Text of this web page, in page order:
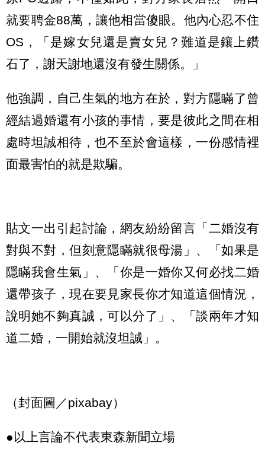
就要聘金88萬，讓他相當傻眼。他內心忍不住
OS，「是嫁女兒還是賣女兒？難道是鑲上鑽
石了，謝天謝地還沒有發生關係。」
他強調，自己生氣的地方在於，對方隱瞞了曾
經結過婚還有小孩的事情，要是彼此之間在相
處時坦誠相待，也不至於會這樣，一份感情裡
面最害怕的就是欺騙。
貼文一出引起討論，網友紛紛留言「二婚沒有
對與不對，但刻意隱瞞就很母湯」、「如果是
隱瞞我會生氣」、「你是一婚你又何必找二婚
還帶孩子，現在要見家長你才知道這個情況，
說明她不夠真誠，可以分了」、「談兩年才知
道二婚，一開始就沒坦誠」。
（封面圖／pixabay）
●以上言論不代表東森新聞立場